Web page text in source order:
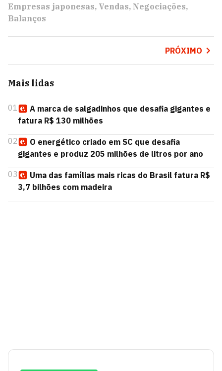
Empresas japonesas Vendas Negociações
Balanços
PRÓXIMO
Mais lidas
01
A marca de salgadinhos que desafia gigantes e
fatura R$ 130 milhões
02
O energético criado em SC que desafia
gigantes e produz 205 milhões de litros por ano
03
Uma das famílias mais ricas do Brasil fatura R$
3,7 bilhões com madeira